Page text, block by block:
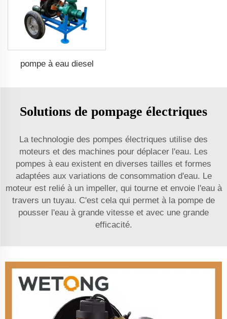
pompe à eau diesel
Solutions de pompage électriques
La technologie des pompes électriques utilise des
moteurs et des machines pour déplacer l'eau. Les
pompes à eau existent en diverses tailles et formes
adaptées aux variations de consommation d'eau. Le
moteur est relié à un impeller, qui tourne et envoie l'eau à
travers un tuyau. C'est cela qui permet à la pompe de
pousser l'eau à grande vitesse et avec une grande
efficacité.